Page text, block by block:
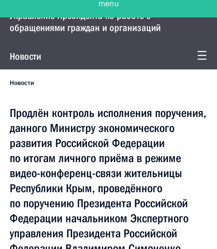
Управление Президента по работе с
обращениями граждан и организаций
Новости
Новости
Продлён контроль исполнения поручения,
данного Министру экономического
развития Российской Федерации
по итогам личного приёма в режиме
видео-конференц-связи жительницы
Республики Крым, проведённого
по поручению Президента Российской
Федерации начальником Экспертного
управления Президента Российской